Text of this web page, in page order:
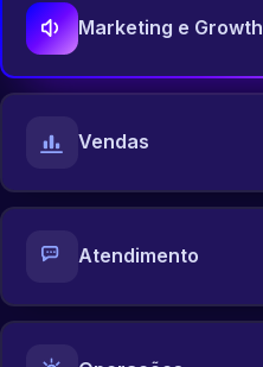
Marketing e Growth
Vendas
Atendimento